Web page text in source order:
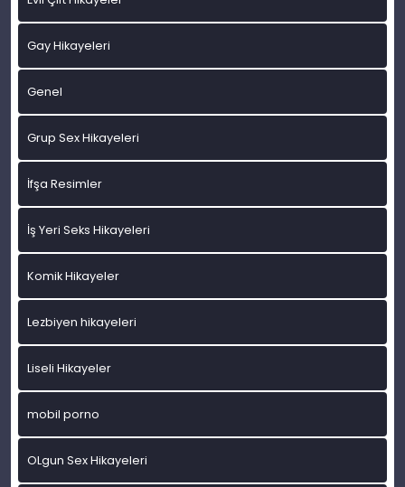
Gay Hikayeleri
Genel
Grup Sex Hikayeleri
İfşa Resimler
İş Yeri Seks Hikayeleri
Komik Hikayeler
Lezbiyen hikayeleri
Liseli Hikayeler
mobil porno
OLgun Sex Hikayeleri